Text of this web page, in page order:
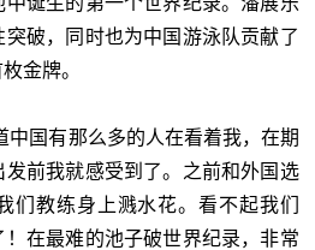
破，同时也为中国游泳队贡献了
金牌。
中国有那么多的人在看着我，在期
前我就感受到了。之前和外国选
们教练身上溅水花。看不起我们
在最难的池子破世界纪录，非常